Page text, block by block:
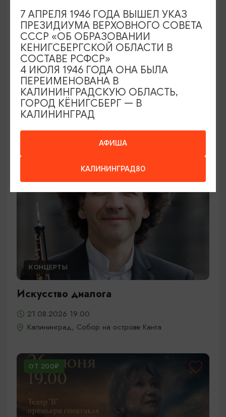
ВЫСТАВКИ
Солнечное притяжение
21.08.2026 - 20.09.2026
Калининград, Музей янтаря
КОНЦЕРТЫ
Искусство диалога
21.08.2026 19:00
Калининград, Собор на острове Канта
ОТ 200₽
АФИША
КАЛИНИНГРАД80
7 АПРЕЛЯ 1946 ГОДА ВЫШЕЛ УКАЗ
ПРЕЗИДИУМА ВЕРХОВНОГО СОВЕТА
СССР «ОБ ОБРАЗОВАНИИ
КЕНИГСБЕРГСКОЙ ОБЛАСТИ В
СОСТАВЕ РСФСР»
4 ИЮЛЯ 1946 ГОДА ОНА БЫЛА
ПЕРЕИМЕНОВАНА В
КАЛИНИНГРАДСКУЮ ОБЛАСТЬ,
ГОРОД КЁНИГСБЕРГ — В
КАЛИНИНГРАД